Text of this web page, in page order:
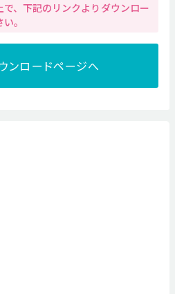
、下記のリンクよりダウンロー
。
ンロードページへ